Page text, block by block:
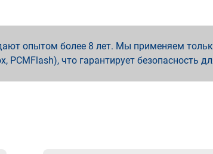
опытом более 8 лет. Мы применяем
PCMFlash), что гарантирует безопасность